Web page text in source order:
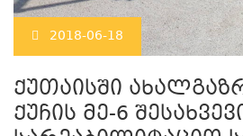
2018-06-18
ქუთაისში
ქუჩის მე-6